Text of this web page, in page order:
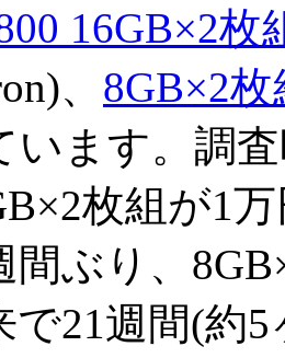
16GB×2枚
、 8GB×2枚
います。調
枚組が1
間ぶり、
で21週間(約